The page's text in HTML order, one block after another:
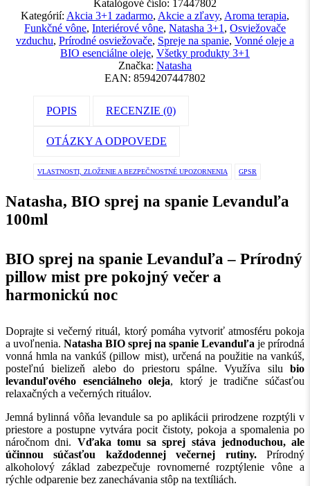
Katalógové číslo: 17447802
Kategórií: Akcia 3+1 zadarmo, Akcie a zľavy, Aroma terapia,
Funkčné vône, Interiérové vône, Natasha 3+1 , Osviežovače
vzduchu, Prírodné osviežovače, Spreje na spanie, Vonné oleje a
BIO esenciálne oleje, Všetky produkty 3+1
Značka: Natasha
EAN: 8594207447802
POPIS RECENZIE (0)
OTÁZKY A ODPOVEDE
VLASTNOSTI, ZLOŽENIE A BEZPEČNOSTNÉ UPOZORNENIA GPSR
Natasha, BIO sprej na spanie Levanduľa
100ml
BIO sprej na spanie Levanduľa – Prírodný
pillow mist pre pokojný večer a
harmonickú noc
Doprajte si večerný rituál, ktorý pomáha vytvoriť atmosféru pokoja
a uvoľnenia. Natasha BIO sprej na spanie Levanduľa je prírodná
vonná hmla na vankúš (pillow mist), určená na použitie na vankúš,
posteľnú bielizeň alebo do priestoru spálne. Využíva silu bio
levanduľového esenciálneho oleja, ktorý je tradične súčasťou
relaxačných a večerných rituálov.
Jemná bylinná vôňa levandule sa po aplikácii prirodzene rozptýli v
priestore a postupne vytvára pocit čistoty, pokoja a spomalenia po
náročnom dni. Vďaka tomu sa sprej stáva jednoduchou, ale
účinnou súčasťou každodennej večernej rutiny.Prírodný
alkoholový základ zabezpečuje rovnomerné rozptýlenie vône a
rýchle odparenie bez zanechávania stôp na textíliách.